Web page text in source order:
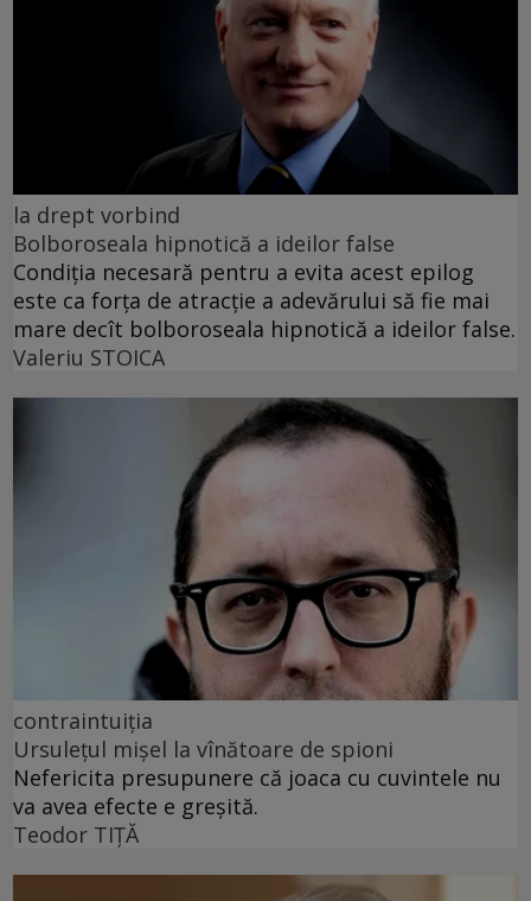
la drept vorbind
Bolboroseala hipnotică a ideilor false
Condiția necesară pentru a evita acest epilog
este ca forța de atracție a adevărului să fie mai
mare decît bolboroseala hipnotică a ideilor false.
Valeriu STOICA
contraintuiția
Ursulețul mișel la vînătoare de spioni
Nefericita presupunere că joaca cu cuvintele nu
va avea efecte e greșită.
Teodor TIŢĂ